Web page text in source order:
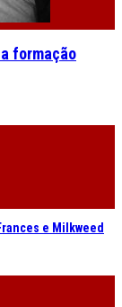
formação
e Milkweed